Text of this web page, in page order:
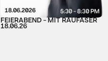
FEIERABEND - MIT RAUFASER
18.06.26